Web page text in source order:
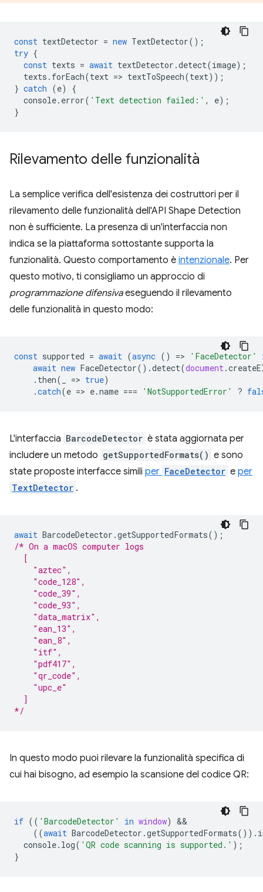
const textDetector = new TextDetector();
try {
const texts = await textDetector .detect(image);
texts . forEach(text => textToSpeech(text));
} catch (e)
{
console. error( 'Text detection failed:' , e);
}
Rilevamento delle funzionalità
La semplice verifica dell'esistenza dei costruttori per il
rilevamento delle funzionalità dell'API Shape Detection
non è sufficiente. La presenza di un'interfaccia non
indica se la piattaforma sottostante supporta la
funzionalità. Questo comportamento è intenzionale. Per
questo motivo, ti consigliamo un approccio di
programmazione difensivaeseguendo il rilevamento
delle funzionalità in questo modo:
const supported = await (async () => 'FaceDetector'
await new FaceDetector().detect(document.
. then( => true)
.catch(e => e.name === 'NotSupportedError' ?
L'interfaccia BarcodeDetector è stata aggiornata per
includere un metodo getSupportedFormats() e sono
state proposte interfacce simili per FaceDetector e per
TextDetector .
await BarcodeDetector .getSupportedFormats();
/* On a macOS computer logs
  [
    "aztec",
    "code_128",
    "code_39",
    "code_93",
    "data_matrix",
    "ean_13",
    "ean_8",
    "itf",
    "pdf417",
    "qr_code",
    "upc_e"
  ]
*/
In questo modo puoi rilevare la funzionalità specifica di
cui hai bisogno, ad esempio la scansione del codice QR:
if (( 'BarcodeDetector' in window)
((await BarcodeDetector .getSupportedFormats()).
console. log( 'QR code scanning is supported.' );
}